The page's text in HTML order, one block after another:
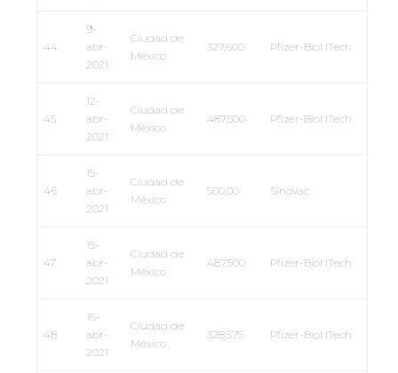
44
9-
abr-
2021
Ciudad de
México
327,600 Pfizer-BioNTech
45
12-
abr-
2021
Ciudad de
México
487,500 Pfizer-BioNTech
46
15-
abr-
2021
Ciudad de
México
500,00 Sinovac
47
15-
abr-
2021
Ciudad de
México
487,500 Pfizer-BioNTech
48
16-
abr-
2021
Ciudad de
México
328,575 Pfizer-BioNTech